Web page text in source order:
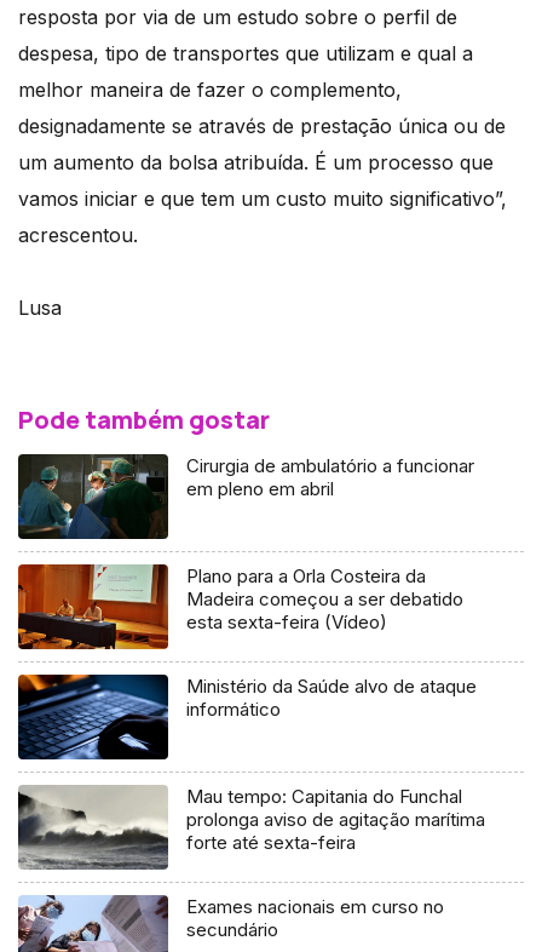
resposta por via de um estudo sobre o perfil de
despesa, tipo de transportes que utilizam e qual a
melhor maneira de fazer o complemento,
designadamente se através de prestação única ou de
um aumento da bolsa atribuída. É um processo que
vamos iniciar e que tem um custo muito significativo”,
acrescentou.
Lusa
Pode também gostar
Cirurgia de ambulatório a funcionar
em pleno em abril
Plano para a Orla Costeira da
Madeira começou a ser debatido
esta sexta-feira (Vídeo)
Ministério da Saúde alvo de ataque
informático
Mau tempo: Capitania do Funchal
prolonga aviso de agitação marítima
forte até sexta-feira
Exames nacionais em curso no
secundário